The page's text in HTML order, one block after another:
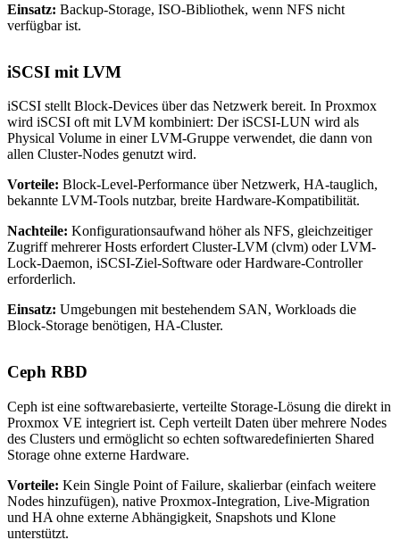
Einsatz: Backup-Storage, ISO-Bibliothek, wenn NFS nicht
verfügbar ist.
iSCSI mit LVM
iSCSI stellt Block-Devices über das Netzwerk bereit. In Proxmox
wird iSCSI oft mit LVM kombiniert: Der iSCSI-LUN wird als
Physical Volume in einer LVM-Gruppe verwendet, die dann von
allen Cluster-Nodes genutzt wird.
Vorteile: Block-Level-Performance über Netzwerk, HA-tauglich,
bekannte LVM-Tools nutzbar, breite Hardware-Kompatibilität.
Nachteile: Konfigurationsaufwand höher als NFS, gleichzeitiger
Zugriff mehrerer Hosts erfordert Cluster-LVM (clvm) oder LVM-
Lock-Daemon, iSCSI-Ziel-Software oder Hardware-Controller
erforderlich.
Einsatz: Umgebungen mit bestehendem SAN, Workloads die
Block-Storage benötigen, HA-Cluster.
Ceph RBD
Ceph ist eine softwarebasierte, verteilte Storage-Lösung die direkt in
Proxmox VE integriert ist. Ceph verteilt Daten über mehrere Nodes
des Clusters und ermöglicht so echten softwaredefinierten Shared
Storage ohne externe Hardware.
Vorteile: Kein Single Point of Failure, skalierbar (einfach weitere
Nodes hinzufügen), native Proxmox-Integration, Live-Migration
und HA ohne externe Abhängigkeit, Snapshots und Klone
unterstützt.